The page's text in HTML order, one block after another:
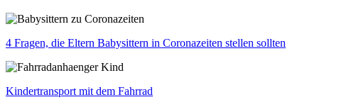
4 Fragen, die Eltern Babysittern in Coronazeiten stellen sollten
Kindertransport mit dem Fahrrad